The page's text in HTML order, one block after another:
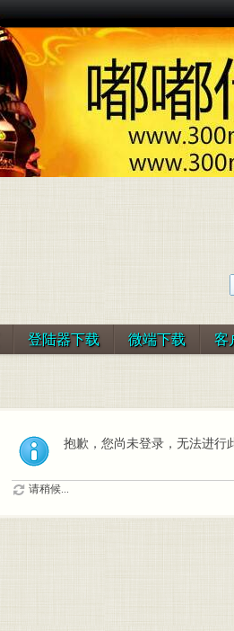
登陆器下载 微端下载 客
抱歉，您尚未登录，无法进行
请稍候...